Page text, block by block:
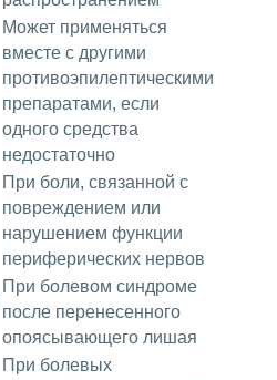
Может применяться
вместе с другими
противоэпилептическими
препаратами, если
одного средства
недостаточно
При боли, связанной с
повреждением или
нарушением функции
периферических нервов
При болевом синдроме
после перенесенного
опоясывающего лишая
При болевых